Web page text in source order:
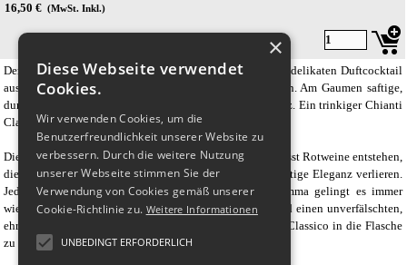
16,50 € (MwSt. Inkl.)
Der Chianti Classico von CASA EMMAverströmt einen delikaten Duftcocktail
aus roten Beeren, Kirschen und kräuterwürzigen Nuancen. Am Gaumen saftige,
dunkle Frucht, harmonisch, kraftvoll mit Biss und Eleganz. Ein trinkiger Chianti
Classico, der Spaß macht.
Die hohe Lage der Weinberge zwischen 400 und 500 m lässt Rotweine entstehen,
die auch in sehr heißen Jahren nie ihre Frische und fruchtige Eleganz verlieren.
Jeder Jahrgang hat seine typischen Merkmale. Casa Emma gelingt es immer
wieder, diese Eigenheiten gekonnt heraus zu arbeiten und einen unverfälschten,
ehrlichen, charaktervollen und gebietstypischen Chianti Classico in die Flasche
zu bringen.
×
Diese Webseite verwendet
Cookies.
Wir verwenden Cookies, um die
Benutzerfreundlichkeit unserer Website zu
verbessern. Durch die weitere Nutzung
unserer Webseite stimmen Sie der
Verwendung von Cookies gemäß unserer
Cookie-Richtlinie zu. Weitere Informationen
UNBEDINGT ERFORDERLICH